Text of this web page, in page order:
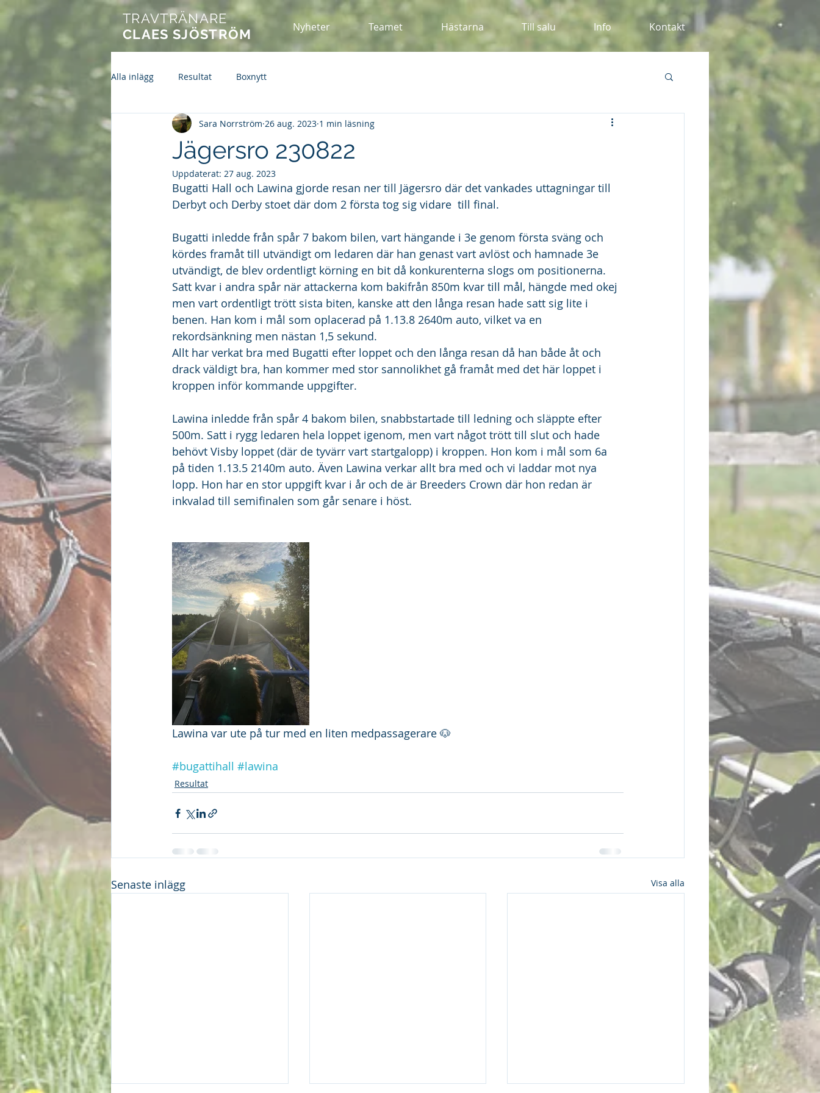
TRAVTRÄNARE
CLAES SJÖSTRÖM
Nyheter Teamet Hästarna Till salu Info Kontakt
Alla inlägg Resultat Boxnytt
Jägersro 230822
Sara Norrström 26 aug. 2023 1 min läsning
Uppdaterat: 27 aug. 2023
Bugatti Hall och Lawina gjorde resan ner till Jägersro där det vankades uttagningar till
Derbyt och Derby stoet där dom 2 första tog sig vidare  till final.
Bugatti inledde från spår 7 bakom bilen, vart hängande i 3e genom första sväng och
kördes framåt till utvändigt om ledaren där han genast vart avlöst och hamnade 3e
utvändigt, de blev ordentligt körning en bit då konkurenterna slogs om positionerna.
Satt kvar i andra spår när attackerna kom bakifrån 850m kvar till mål, hängde med okej
men vart ordentligt trött sista biten, kanske att den långa resan hade satt sig lite i
benen. Han kom i mål som oplacerad på 1.13.8 2640m auto, vilket va en
rekordsänkning men nästan 1,5 sekund.
Allt har verkat bra med Bugatti efter loppet och den långa resan då han både åt och
drack väldigt bra, han kommer med stor sannolikhet gå framåt med det här loppet i
kroppen inför kommande uppgifter.
Lawina inledde från spår 4 bakom bilen, snabbstartade till ledning och släppte efter
500m. Satt i rygg ledaren hela loppet igenom, men vart något trött till slut och hade
behövt Visby loppet (där de tyvärr vart startgalopp) i kroppen. Hon kom i mål som 6a
på tiden 1.13.5 2140m auto. Även Lawina verkar allt bra med och vi laddar mot nya
lopp. Hon har en stor uppgift kvar i år och de är Breeders Crown där hon redan är
inkvalad till semifinalen som går senare i höst.
Lawina var ute på tur med en liten medpassagerare 🐶
#bugattihall #lawina
Resultat
Senaste inlägg Visa alla